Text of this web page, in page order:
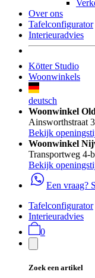
Over ons
Tafelconfigurator
Interieuradvies
Kötter Studio
Woonwinkels
deutsch
Woonwinkel
Ainsworthstraat
Bekijk
Woonwinkel
Transportweg 4-b
Bekijk
Een vraag?
Tafelconfigurator
Interieuradvies
0
Zoek een artikel